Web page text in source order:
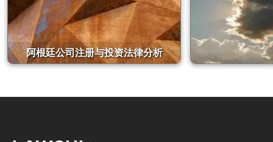
阿根廷公司注册与投资法律分析